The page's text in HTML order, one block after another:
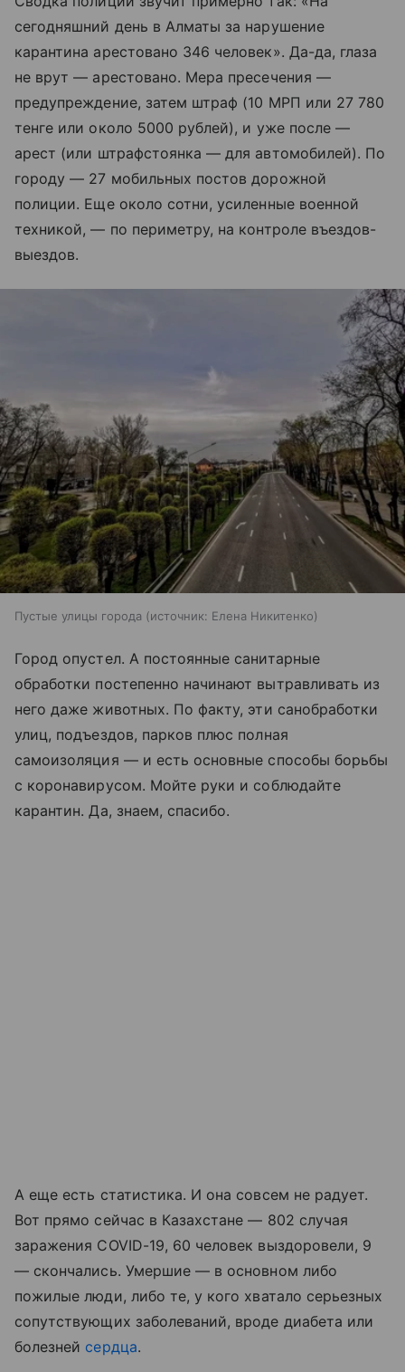
сегодняшний день в Алматы за нарушение
карантина арестовано 346 человек». Да-да, глаза
не врут — арестовано. Мера пресечения —
предупреждение, затем штраф (10 МРП или 27 780
тенге или около 5000 рублей), и уже после —
арест (или штрафстоянка — для автомобилей). По
городу — 27 мобильных постов дорожной
полиции. Еще около сотни, усиленные военной
техникой, — по периметру, на контроле въездов-
выездов.
Пустые улицы города источник: Елена Никитенко
Город опустел. А постоянные санитарные
обработки постепенно начинают вытравливать из
него даже животных. По факту, эти санобработки
улиц, подъездов, парков плюс полная
самоизоляция — и есть основные способы борьбы
с коронавирусом. Мойте руки и соблюдайте
карантин. Да, знаем, спасибо.
А еще есть статистика. И она совсем не радует.
Вот прямо сейчас в Казахстане — 802 случая
заражения COVID-19, 60 человек выздоровели, 9
— скончались. Умершие — в основном либо
пожилые люди, либо те, у кого хватало серьезных
сопутствующих заболеваний, вроде диабета или
болезней сердца.